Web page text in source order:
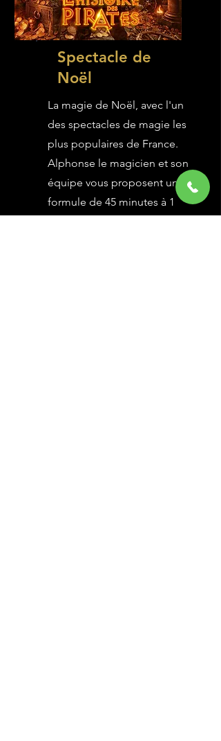
Spectacle de
Noël
La magie de Noël, avec l'un
des spectacles de magie les
plus populaires de France.
Alphonse le magicien et son
équipe vous proposent une
formule de 45 minutes à 1